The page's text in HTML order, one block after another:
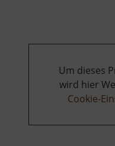
Um dieses
wird hier
Cookie-